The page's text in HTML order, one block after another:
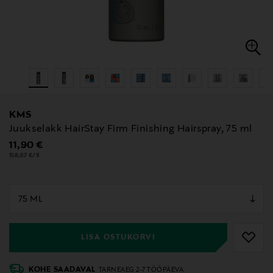
KMS
Juukselakk HairStay Firm Finishing Hairspray, 75 ml
Original Price
11,90 €
158,67 €/1l
LISA OSTUKORVI
KOHE SAADAVAL TARNEAEG 2-7 TÖÖPÄEVA